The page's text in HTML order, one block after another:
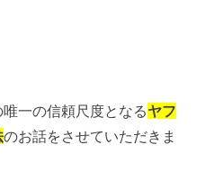
一の信頼尺度となるヤフ
のお話をさせていただきま